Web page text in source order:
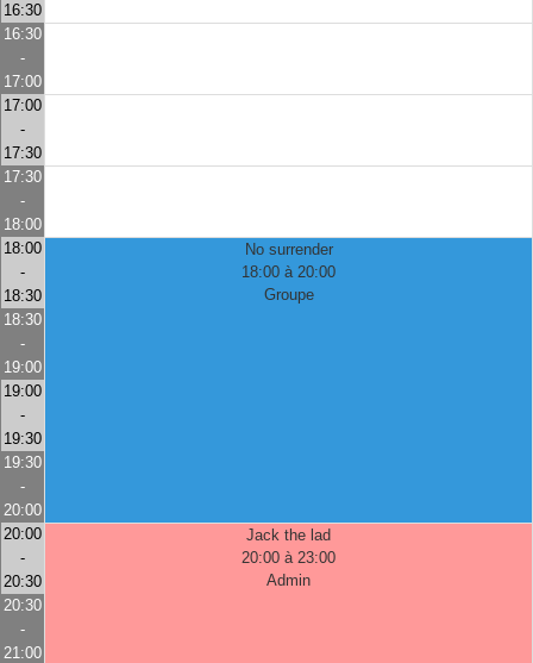
16:30
16:30
-
17:00
17:00
-
17:30
17:30
-
18:00
18:00
-
18:30
No surrender
18:00 à 20:00
Groupe
18:30
-
19:00
19:00
-
19:30
19:30
-
20:00
20:00
-
20:30
Jack the lad
20:00 à 23:00
Admin
20:30
-
21:00